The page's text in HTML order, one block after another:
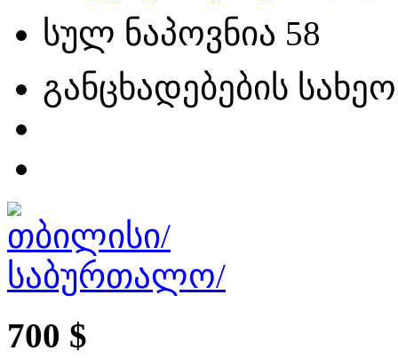
სულ ნაპოვნია 58
განცხადებების
700 $